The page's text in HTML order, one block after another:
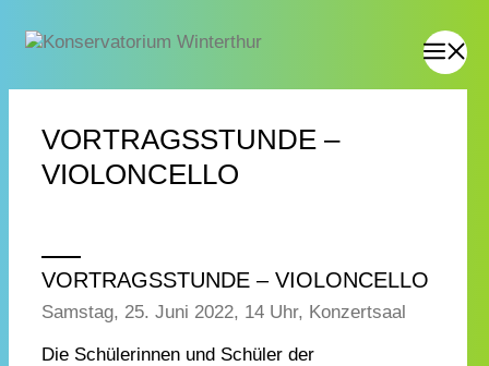
VORTRAGSSTUNDE –
VIOLONCELLO
VORTRAGSSTUNDE – VIOLONCELLO
Samstag, 25. Juni 2022, 14 Uhr, Konzertsaal
Die Schülerinnen und Schüler der